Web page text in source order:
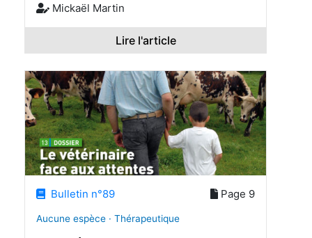
Mickaël Martin
Lire l'article
Bulletin n°89 Page 9
Aucune espèce · Thérapeutique